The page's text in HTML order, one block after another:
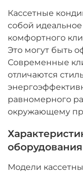
Кассетные
собой
комфортного
Это могут быть
Современные
отличаются
равномерного
окружающему
оборудования
Модели